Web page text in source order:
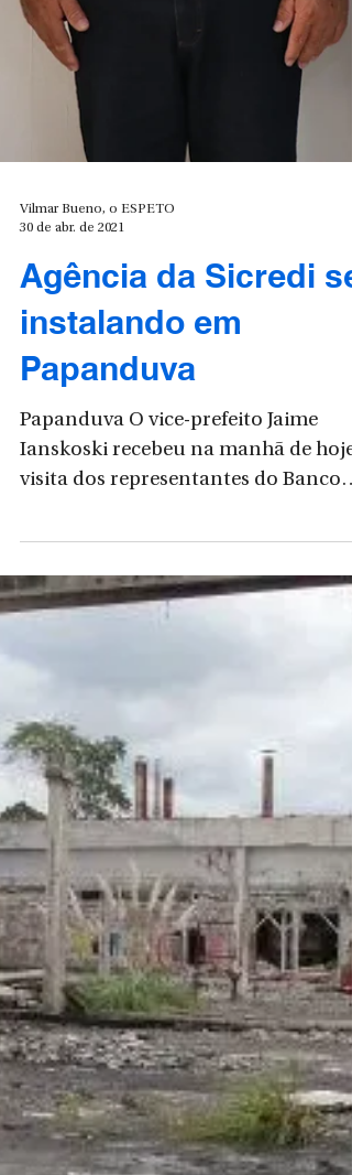
Vilmar Bueno, o ESPETO
30 de abr. de 2021
Agência da Sicredi se
instalando em
Papanduva
Ianskoski recebeu na manhã de hoje
visita dos representantes do Banco
Sicredi que está se instalando no...